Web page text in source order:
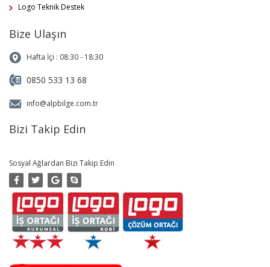
Logo Teknik Destek
Bize Ulaşın
Hafta İçi : 08:30 - 18:30
0850 533 13 68
info@alpbilge.com.tr
Bizi Takip Edin
Sosyal Ağlardan Bizi Takip Edin